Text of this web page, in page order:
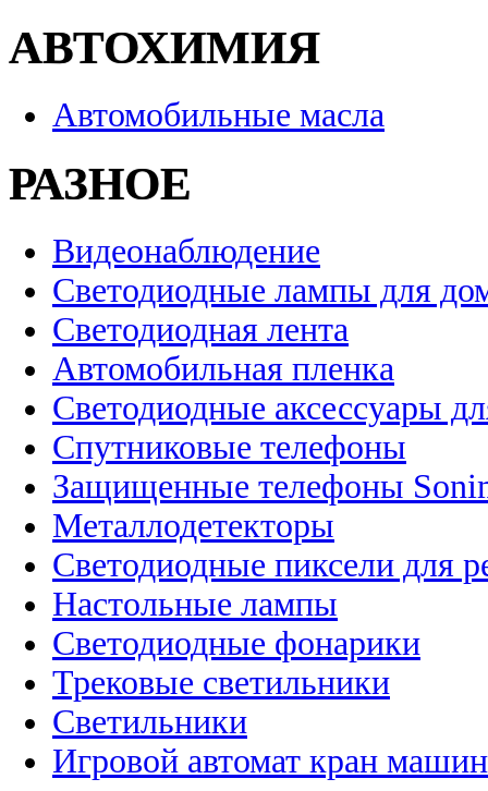
АВТОХИМИЯ
Автомобильные масла
РАЗНОЕ
Видеонаблюдение
Светодиодные лампы для
Светодиодная лента
Автомобильная пленка
Светодиодные аксессуары
Спутниковые телефоны
Защищенные телефоны
Металлодетекторы
Светодиодные пиксели для
Настольные лампы
Светодиодные фонарики
Трековые светильники
Светильники
Игровой автомат кран